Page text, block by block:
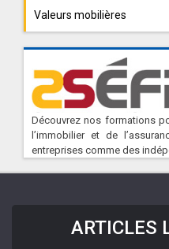
Valeurs mobilières
Découvrez nos formations
l’immobilier et de
entreprises comme des
ARTICLES